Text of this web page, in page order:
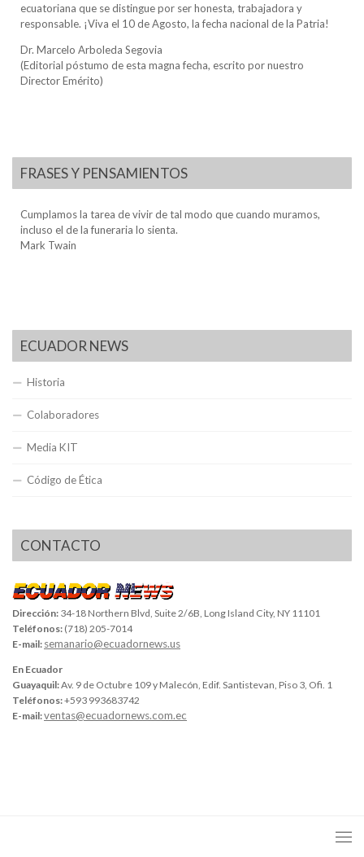
ecuatoriana que se distingue por ser honesta, trabajadora y
responsable. ¡Viva el 10 de Agosto, la fecha nacional de la Patria!
Dr. Marcelo Arboleda Segovia
(Editorial póstumo de esta magna fecha, escrito por nuestro
Director Emérito)
FRASES Y PENSAMIENTOS
Cumplamos la tarea de vivir de tal modo que cuando muramos,
incluso el de la funeraria lo sienta.
Mark Twain
ECUADOR NEWS
Historia
Colaboradores
Media KIT
Código de Ética
CONTACTO
Dirección: 34-18 Northern Blvd, Suite 2/6B, Long Island City, NY 11101
Teléfonos: (718) 205-7014
E-mail: semanario@ecuadornews.us
En Ecuador
Guayaquil:Av. 9 de Octubre 109 y Malecón, Edif. Santistevan, Piso 3, Ofi. 1
Teléfonos:+593 993683742
E-mail:ventas@ecuadornews.com.ec